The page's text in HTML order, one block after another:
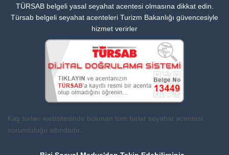
TÜRSAB belgeli yasal seyahat acentesi olmasına dikkat edin.
Türsab belgeli seyahat acenteleri Turizm Bakanlığı güvencesiyle
hizmet verirler
Kaş turları websitesinde bulunan tüm turlar seyahat acentesi
sorumluluğu altındadır.